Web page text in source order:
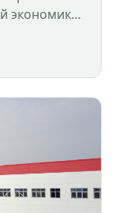
экономике